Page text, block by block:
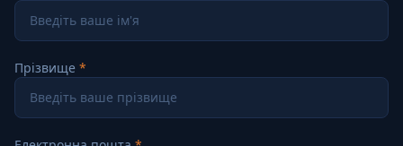
Прізвище